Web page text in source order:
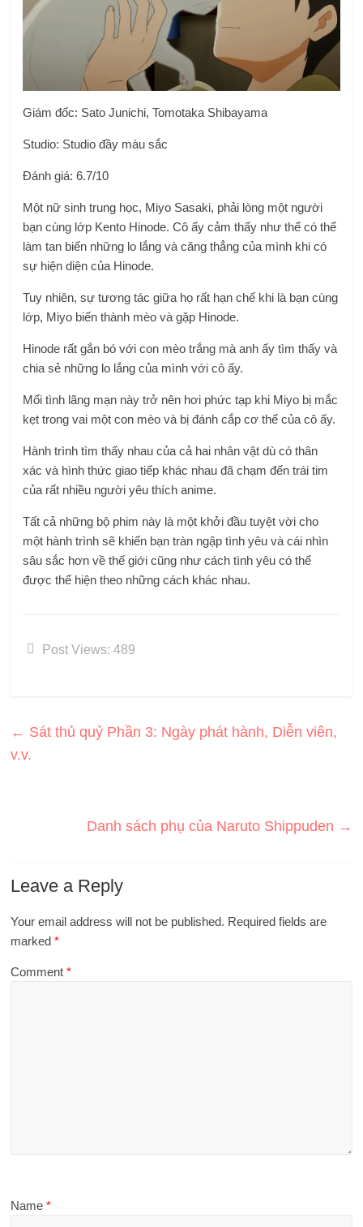
Giám đốc: Sato Junichi,Tomotaka Shibayama
Studio: Studio đầy màu sắc
Đánh giá: 6.7/10
Một nữ sinh trung học, Miyo Sasaki, phải lòng một người
bạn cùng lớp Kento Hinode. Cô ấy cảm thấy như thể có thể
làm tan biến những lo lắng và căng thẳng của mình khi có
sự hiện diện của Hinode.
Tuy nhiên, sự tương tác giữa họ rất hạn chế khi là bạn cùng
lớp, Miyo biến thành mèo và gặp Hinode.
Hinode rất gắn bó với con mèo trắng mà anh ấy tìm thấy và
chia sẻ những lo lắng của mình với cô ấy.
Mối tình lãng mạn này trở nên hơi phức tạp khi Miyo bị mắc
kẹt trong vai một con mèo và bị đánh cắp cơ thể của cô ấy.
Hành trình tìm thấy nhau của cả hai nhân vật dù có thân
xác và hình thức giao tiếp khác nhau đã chạm đến trái tim
của rất nhiều người yêu thích anime.
Tất cả những bộ phim này là một khởi đầu tuyệt vời cho
một hành trình sẽ khiến bạn tràn ngập tình yêu và cái nhìn
sâu sắc hơn về thế giới cũng như cách tình yêu có thể
được thể hiện theo những cách khác nhau.
Post Views: 489
← Sát thủ quỷ Phần 3: Ngày phát hành, Diễn viên,
v.v.
Danh sách phụ của Naruto Shippuden →
Leave a Reply
Your email address will not be published. Required fields are
marked*
Comment*
Name*